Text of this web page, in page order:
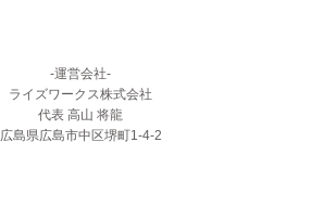
-運営会社-
ライズワークス株式会社
代表 高山 将龍
広島県広島市中区堺町1-4-2